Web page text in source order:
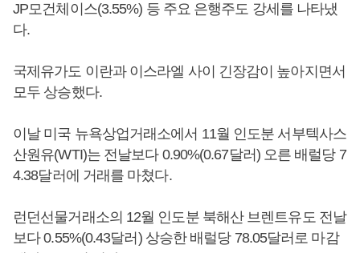
JP모건체이스(3.55%) 등 주요 은행주도 강세를 나타냈
다.
국제유가도 이란과 이스라엘 사이 긴장감이 높아지면서
모두 상승했다.
이날 미국 뉴욕상업거래소에서 11월 인도분 서부텍사스
산원유(WTI)는 전날보다 0.90%(0.67달러) 오른 배럴당 7
4.38달러에 거래를 마쳤다.
런던선물거래소의 12월 인도분 북해산 브렌트유도 전날
보다 0.55%(0.43달러) 상승한 배럴당 78.05달러로 마감